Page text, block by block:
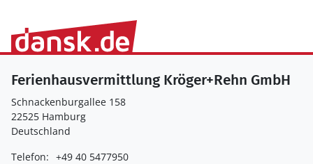
Ferienhausvermittlung Kröger+Rehn GmbH
Schnackenburgallee 158
22525 Hamburg
Deutschland
Telefon: +49 40 5477950